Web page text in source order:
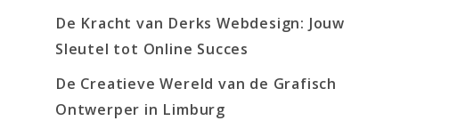
De Kracht van Derks Webdesign: Jouw
Sleutel tot Online Succes
De Creatieve Wereld van de Grafisch
Ontwerper in Limburg